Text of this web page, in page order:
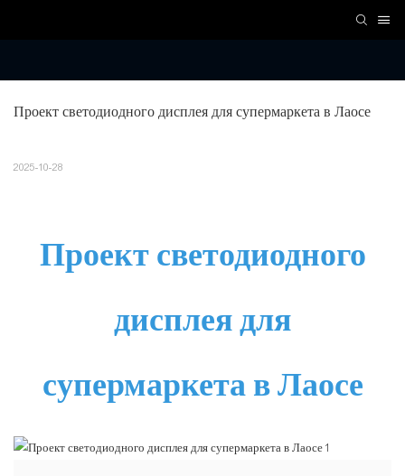
Проект светодиодного дисплея для супермаркета в Лаосе
2025-10-28
Проект светодиодного
дисплея для
супермаркета в Лаосе